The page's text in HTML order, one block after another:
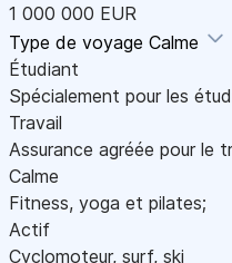
1 000 000 EUR
Type de voyage Calme
Étudiant
Spécialement pour les
Travail
Assurance agréée pour le
Calme
Fitness, yoga et pilates;
Actif
Cyclomoteur, surf, ski